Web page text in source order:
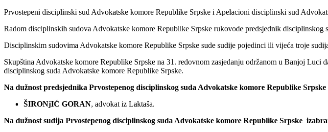
Prvostepeni disciplinski sud Advokatske komore Republike Srpske i Apelacioni disciplinski sud
Radom disciplinskih sudova Advokatske komore Republike Srpske rukovode predsjednik disciplinskog
Disciplinskim sudovima Advokatske komore Republike Srpske sude sudije pojedinci ili vijeća troje
Skupština Advokatske komore Republike Srpske na 31. redovnom zasjedanju održanom u Banjoj
disciplinskog suda Advokatske komore Republike Srpske.
Na dužnost predsjednika Prvostepenog disciplinskog suda Advokatske komore Republike
ŠIRONjIĆ GORAN, advokat iz Laktaša.
Na dužnost sudija Prvostepenog disciplinskog suda Advokatske komore Republike Srpske